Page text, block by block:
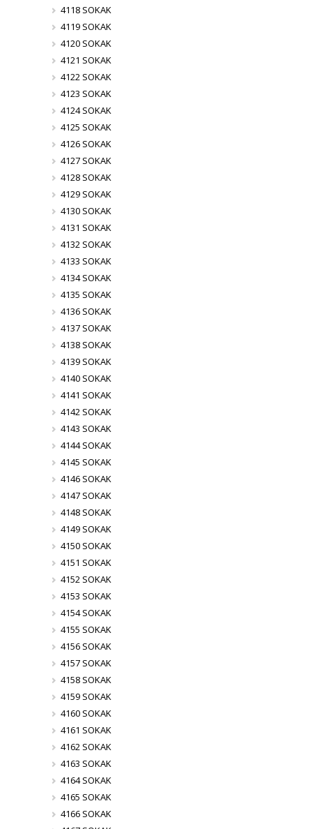
4118 SOKAK
4119 SOKAK
4120 SOKAK
4121 SOKAK
4122 SOKAK
4123 SOKAK
4124 SOKAK
4125 SOKAK
4126 SOKAK
4127 SOKAK
4128 SOKAK
4129 SOKAK
4130 SOKAK
4131 SOKAK
4132 SOKAK
4133 SOKAK
4134 SOKAK
4135 SOKAK
4136 SOKAK
4137 SOKAK
4138 SOKAK
4139 SOKAK
4140 SOKAK
4141 SOKAK
4142 SOKAK
4143 SOKAK
4144 SOKAK
4145 SOKAK
4146 SOKAK
4147 SOKAK
4148 SOKAK
4149 SOKAK
4150 SOKAK
4151 SOKAK
4152 SOKAK
4153 SOKAK
4154 SOKAK
4155 SOKAK
4156 SOKAK
4157 SOKAK
4158 SOKAK
4159 SOKAK
4160 SOKAK
4161 SOKAK
4162 SOKAK
4163 SOKAK
4164 SOKAK
4165 SOKAK
4166 SOKAK